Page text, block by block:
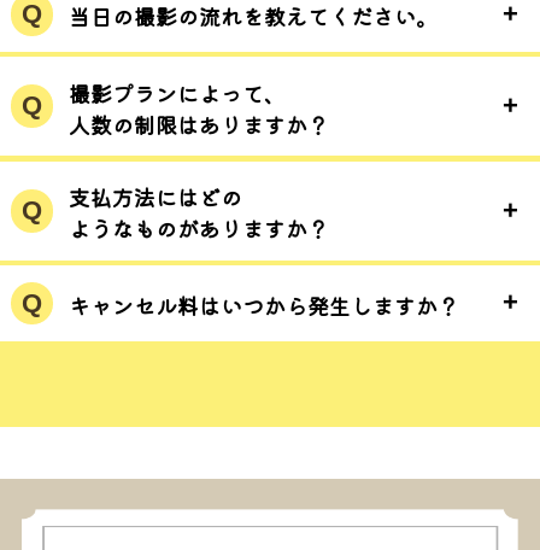
Q 当日の撮影の流れを教えてください。 +
Q
撮影プランによって、
人数の制限はありますか？
+
Q
支払方法にはどの
ようなものがありますか？
+
Q キャンセル料はいつから発生しますか？ +